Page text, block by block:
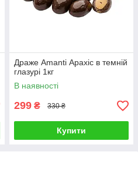
Драже Amanti Арахіс в темній
глазурі 1кг
В наявності
299 ₴ 330 ₴
Купити